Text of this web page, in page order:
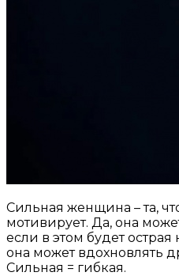
Сильная женщина – та,
мотивирует. Да, она
если в этом будет
она может вдохновлять
Сильная = гибкая.